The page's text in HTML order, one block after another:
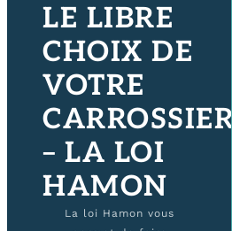
LE LIBRE
CHOIX DE
VOTRE
CARROSSIER
– LA LOI
HAMON
La loi Hamon vous